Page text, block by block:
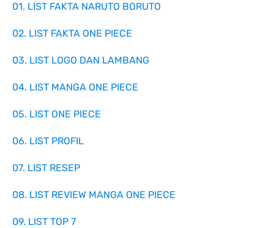
01. LIST FAKTA NARUTO BORUTO
02. LIST FAKTA ONE PIECE
03. LIST LOGO DAN LAMBANG
04. LIST MANGA ONE PIECE
05. LIST ONE PIECE
06. LIST PROFIL
07. LIST RESEP
08. LIST REVIEW MANGA ONE PIECE
09. LIST TOP 7